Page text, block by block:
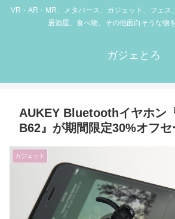
VR・AR・MR、メタバース、ガジェット、フェス
居酒屋、食べ物、その他面白そうな物
ガジェとろ
AUKEY Bluetoothイヤホン
B62』が期間限定30%オフセ
ガジェット